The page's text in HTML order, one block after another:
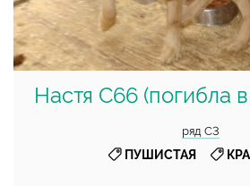
Настя С66 (погибла
ряд С3
ПУШИСТАЯ,